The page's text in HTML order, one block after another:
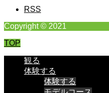
RSS
Copyright © 2021
TOP
観る
体験する
体験する